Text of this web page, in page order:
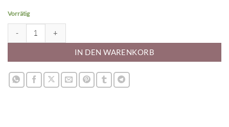
Vorrätig
Ausstecher Set - Werkstatt Menge
IN DEN WARENKORB